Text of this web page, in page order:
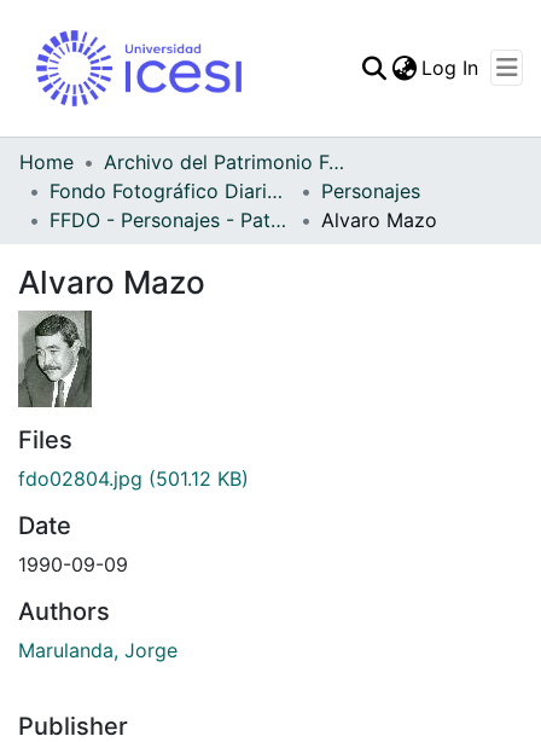
Statistics
Log In
Home
Archivo del Patrimonio Fotográfico y Fílmico del Valle del Cauca
Fondo Fotográfico Diario Occidente
Personajes
FFDO - Personajes - Patrimonial
Alvaro Mazo
Alvaro Mazo
Files
fdo02804.jpg (501.12 KB)
Date
1990-09-09
Authors
Marulanda, Jorge
Publisher